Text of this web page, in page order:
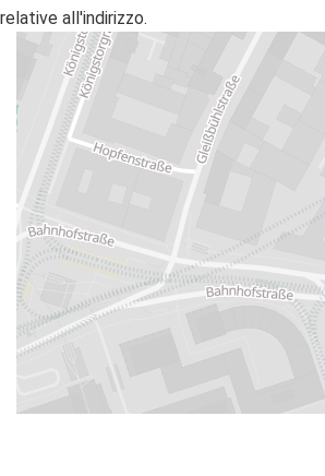
all'indirizzo.